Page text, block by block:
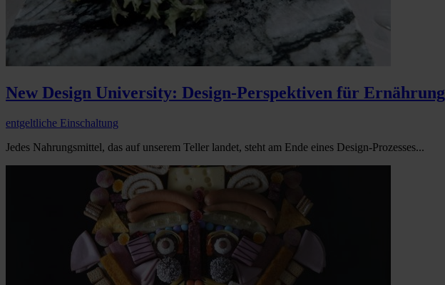
New Design University: Design-Perspektiven für Ernährung
entgeltliche Einschaltung
Jedes Nahrungsmittel, das auf unserem Teller landet, steht am Ende eines Design-Prozesses...